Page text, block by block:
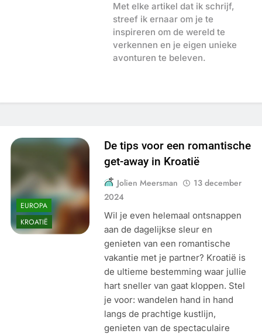
Met elke artikel dat ik schrijf,
streef ik ernaar om je te
inspireren om de wereld te
verkennen en je eigen unieke
avonturen te beleven.
EUROPA
KROATIË
De tips voor een romantische
get-away in Kroatië
Jolien Meersman
13 december
2024
Wil je even helemaal ontsnappen
aan de dagelijkse sleur en
genieten van een romantische
vakantie met je partner? Kroatië is
de ultieme bestemming waar jullie
hart sneller van gaat kloppen. Stel
je voor: wandelen hand in hand
langs de prachtige kustlijn,
genieten van de spectaculaire